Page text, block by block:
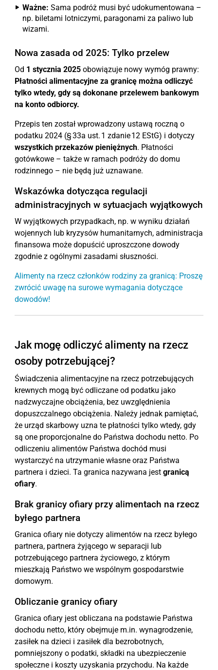
Ważne: Sama podróż musi być udokumentowana –
np. biletami lotniczymi, paragonami za paliwo lub
wizami.
Nowa zasada od 2025: Tylko przelew
Od 1 stycznia 2025 obowiązuje nowy wymóg prawny:
Płatności alimentacyjne za granicę można odliczyć
tylko wtedy, gdy są dokonane przelewem bankowym
na konto odbiorcy.
Przepis ten został wprowadzony ustawą roczną o
podatku 2024 (§ 33a ust. 1 zdanie 12 EStG) i dotyczy
wszystkich przekazów pieniężnych. Płatności
gotówkowe – także w ramach podróży do domu
rodzinnego – nie będą już uznawane.
Wskazówka dotycząca regulacji
administracyjnych w sytuacjach wyjątkowych
W wyjątkowych przypadkach, np. w wyniku działań
wojennych lub kryzysów humanitarnych, administracja
finansowa może dopuścić uproszczone dowody
zgodnie z ogólnymi zasadami słuszności.
Alimenty na rzecz członków rodziny za granicą: Proszę
zwrócić uwagę na surowe wymagania dotyczące
dowodów!
Jak mogę odliczyć alimenty na rzecz
osoby potrzebującej?
Świadczenia alimentacyjne na rzecz potrzebujących
krewnych mogą być odliczane od podatku jako
nadzwyczajne obciążenia, bez uwzględnienia
dopuszczalnego obciążenia. Należy jednak pamiętać,
że urząd skarbowy uzna te płatności tylko wtedy, gdy
są one proporcjonalne do Państwa dochodu netto. Po
odliczeniu alimentów Państwa dochód musi
wystarczyć na utrzymanie własne oraz Państwa
partnera i dzieci. Ta granica nazywana jest granicą
ofiary.
Brak granicy ofiary przy alimentach na rzecz
byłego partnera
Granica ofiary nie dotyczy alimentów na rzecz byłego
partnera, partnera żyjącego w separacji lub
potrzebującego partnera życiowego, z którym
mieszkają Państwo we wspólnym gospodarstwie
domowym.
Obliczanie granicy ofiary
Granica ofiary jest obliczana na podstawie Państwa
dochodu netto, który obejmuje m.in. wynagrodzenie,
zasiłek na dzieci i zasiłek dla bezrobotnych,
pomniejszony o podatki, składki na ubezpieczenie
społeczne i koszty uzyskania przychodu. Na każde